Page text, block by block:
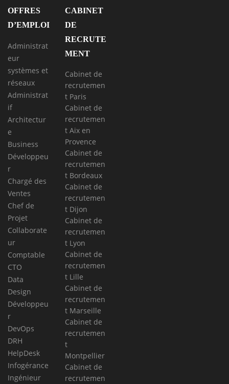
OFFRES
D’EMPLOI
Administrat
eur
systèmes et
réseaux
Administrat
if
Architectur
e
Business
Développeu
r
Chargé des
Ventes
Chef de
Projet
Collaborate
ur
Comptable
CTO
Data
Design
Développeu
r
DevOps
DRH
HelpDesk
Infogérance
Ingénieur
CABINET
DE
RECRUTE
MENT
Cabinet de
recrutemen
t Paris
Cabinet de
recrutemen
t Aix en
Provence
Cabinet de
recrutemen
t Bordeaux
Cabinet de
recrutemen
t Dijon
Cabinet de
recrutemen
t Lyon
Cabinet de
recrutemen
t Lille
Cabinet de
recrutemen
t Marseille
Cabinet de
recrutemen
t
Montpellier
Cabinet de
recrutemen